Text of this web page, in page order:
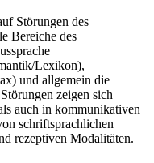
Störungen des
Bereiche des
Lexikon),
und allgemein die
zeigen sich
auch in kommunikativen
schriftsprachlichen
rezeptiven Modalitäten.